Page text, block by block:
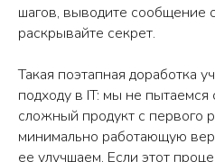
шагов, выводите сообщение
раскрывайте секрет.
Такая поэтапная доработка
подходу в IT: мы не пытаемся
сложный продукт с первого
минимально работающую
ее улучшаем. Если этот
Имя
занятия